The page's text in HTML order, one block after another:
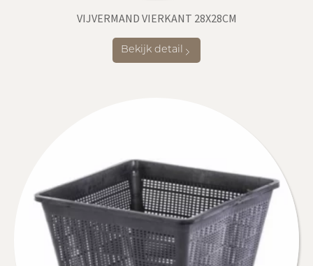
VIJVERMAND VIERKANT 28X28CM
Bekijk detail